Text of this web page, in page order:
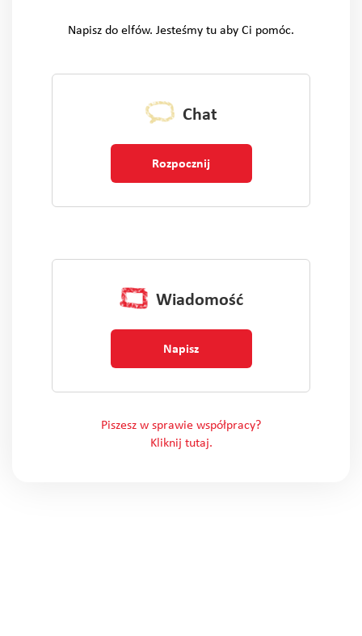
Napisz do elfów. Jesteśmy tu aby Ci pomóc.
Chat
Rozpocznij
Wiadomość
Napisz
Piszesz w sprawie współpracy?
Kliknij tutaj.